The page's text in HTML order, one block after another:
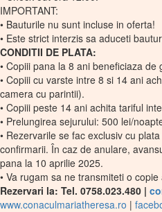
IMPORTANT:
• Bauturile nu sunt incluse in oferta!
• Este strict interzis sa aduceti
CONDITII DE PLATA:
• Copiii pana la 8 ani beneficiaza
• Copiii cu varste intre 8 si 14 ani
camera cu parintii).
• Copiii peste 14 ani achita tariful
• Prelungirea sejurului: 500 lei/
• Rezervarile se fac exclusiv cu
confirmarii. În caz de anulare,
pana la 10 aprilie 2025.
• Va rugam sa ne transmiteti o
Rezervari la: Tel. 0758.023.480 |
www.conaculmariatheresa.ro |